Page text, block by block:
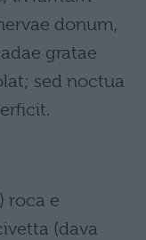
donum,
gratae
sed noctua
roca e
(dava